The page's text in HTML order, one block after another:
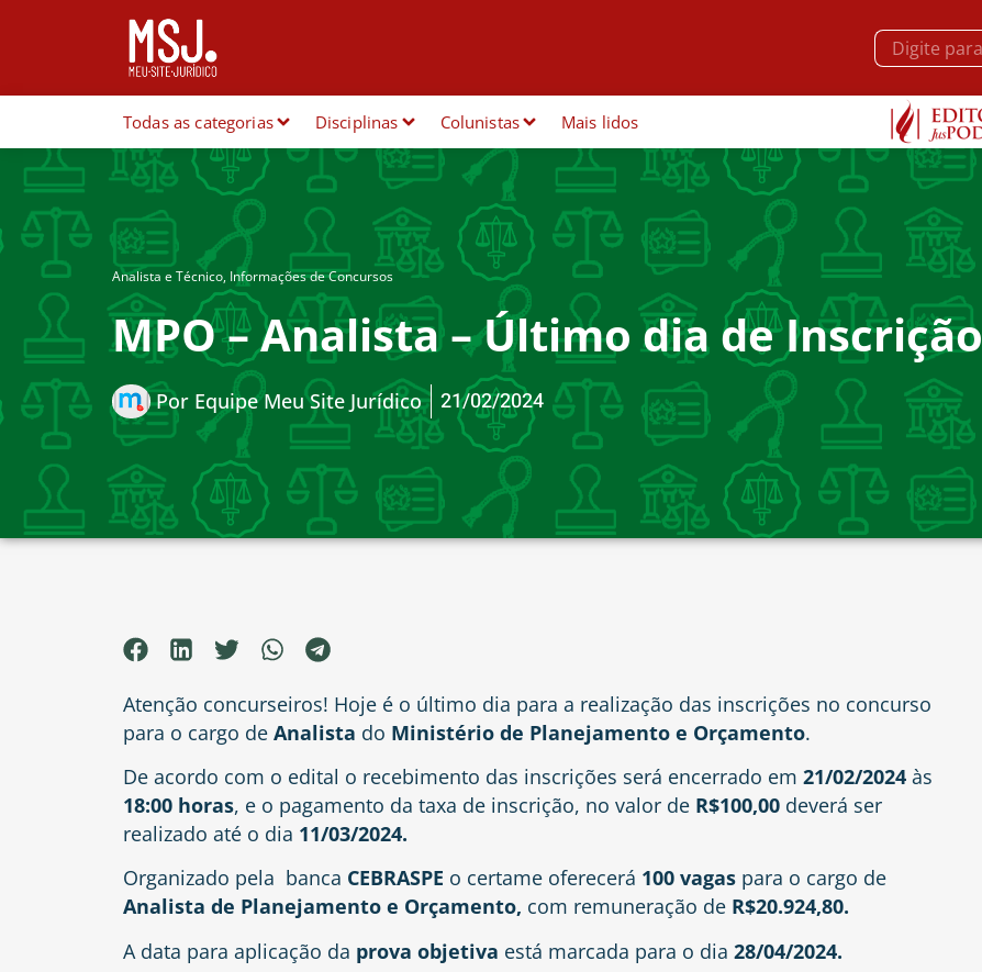
Todas as categorias Disciplinas Colunistas Mais lidos
Analista e Técnico, Informações de Concursos
MPO – Analista – Último dia de Inscrição
Por Equipe Meu Site Jurídico 21/02/2024
Atenção concurseiros! Hoje é o último dia para a realização das inscrições no concurso
para o cargo de Analista do Ministério de Planejamento e Orçamento.
De acordo com o edital o recebimento das inscrições será encerrado em 21/02/2024 às
18:00 horas, e o pagamento da taxa de inscrição, no valor de R$100,00 deverá ser
realizado até o dia 11/03/2024.
Organizado pela banca CEBRASPE o certame oferecerá 100 vagas para o cargo de
Analista de Planejamento e Orçamento, com remuneração de R$20.924,80.
A data para aplicação da prova objetiva está marcada para o dia 28/04/2024.